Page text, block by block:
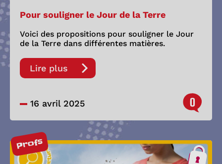
Pour souligner le Jour de la Terre
Voici des propositions pour souligner le Jour
de la Terre dans différentes matières.
Lire plus
16 avril 2025 0
Profs